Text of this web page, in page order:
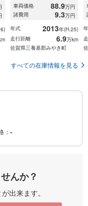
車両価格 88.9万円
諸費用
9.3万円
年式
2013年(H.25)
走行距離
6.9万km
佐賀県三養基郡みやき町
すべての在庫情報を見る
-
んか？
出来ます。